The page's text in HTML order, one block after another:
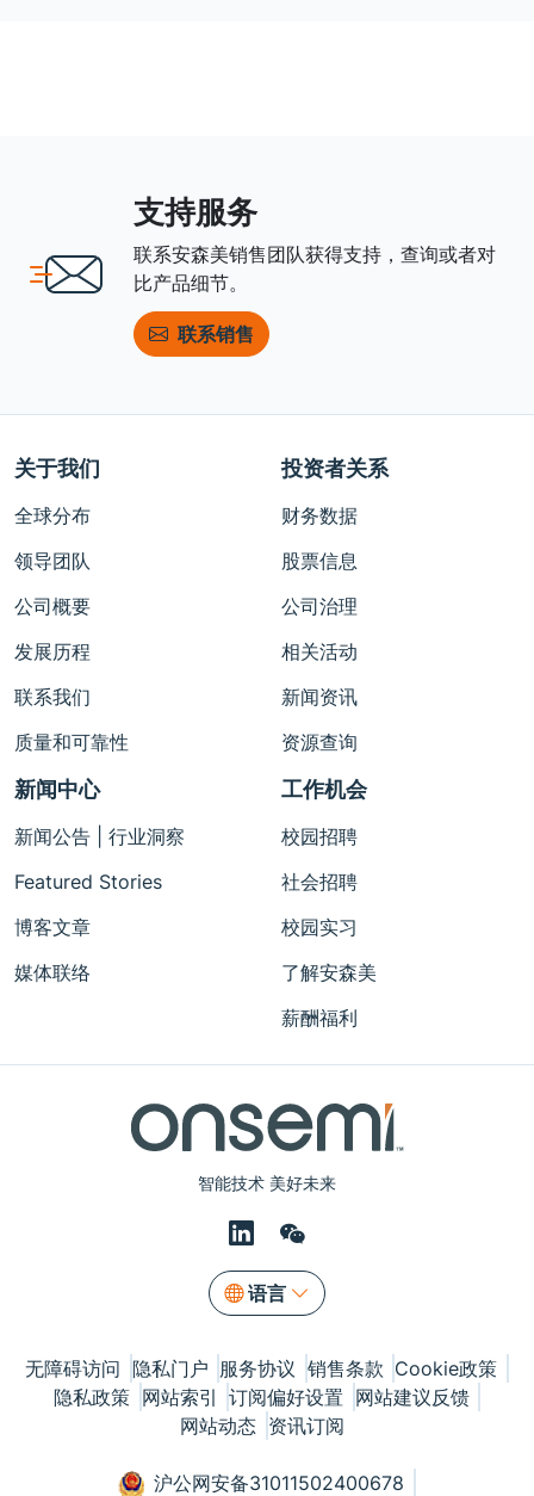
支持服务
联系安森美销售团队获得支持，查询或者对
比产品细节。
联系销售
智能技术 美好未来
语言
关于我们
全球分布
领导团队
公司概要
发展历程
联系我们
质量和可靠性
投资者关系
财务数据
股票信息
公司治理
相关活动
新闻资讯
资源查询
新闻中心
新闻公告 | 行业洞察
Featured Stories
博客文章
媒体联络
工作机会
校园招聘
社会招聘
校园实习
了解安森美
薪酬福利
无障碍访问 隐私门户 服务协议 销售条款 Cookie政策
隐私政策 网站索引 订阅偏好设置 网站建议反馈
网站动态 资讯订阅
沪公网安备31011502400678